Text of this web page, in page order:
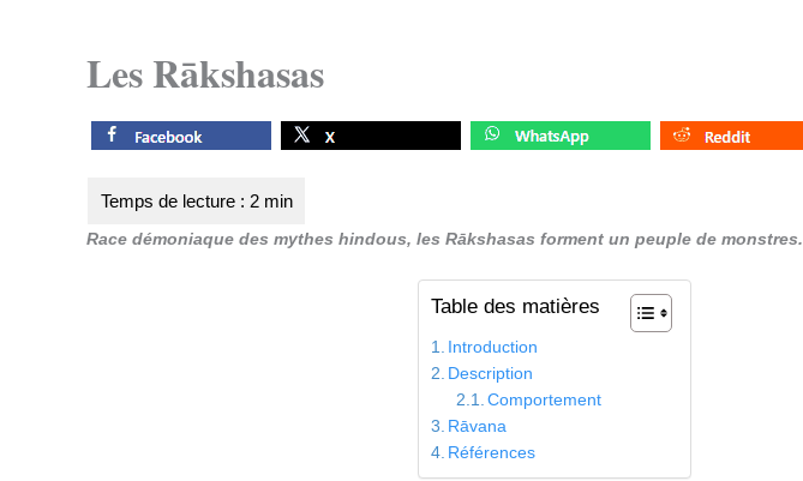
Les Rākshasas
Race démoniaque des mythes hindous, les Rākshasas forment un peuple de monstres.
Table des matières
Introduction
Description
Comportement
Rāvana
Références